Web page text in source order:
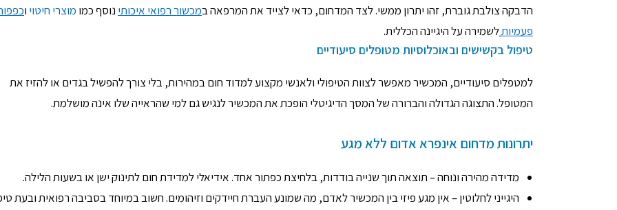
הדבקה צולבת גוברת, זהו יתרון ממשי. לצד המדחום, כדאי לצייד את המרפאה במכשור רפואי איכותי נוסף כמו מוצרי חיטוי ו
פעמיותלשמירה על היגיינה הכללית.
טיפול בקשישים ובאוכלוסיות מטופלים סיעודיים
למטפלים סיעודיים, המכשיר מאפשר לצוות הטיפולי ולאנשי מקצוע למדוד חום במהירות, בלי צורך להפשיל בגדים או להזיז את
המטופל. התצוגה הגדולה והברורה של המסך הדיגיטלי הופכת את המכשיר לנגיש גם למי שהראייה שלו אינה מושלמת.
יתרונות מדחום אינפרא אדום ללא מגע
מדידה מהירה ונוחה – תוצאה תוך שנייה בודדות, בלחיצת כפתור אחד. אידיאלי למדידת חום לתינוק ישן או בשעות הלילה.
היגייני לחלוטין – אין מגע פיזי בין המכשיר לאדם, מה שמונע העברת חיידקים וזיהומים. חשוב במיוחד בסביבה רפואית ובעת